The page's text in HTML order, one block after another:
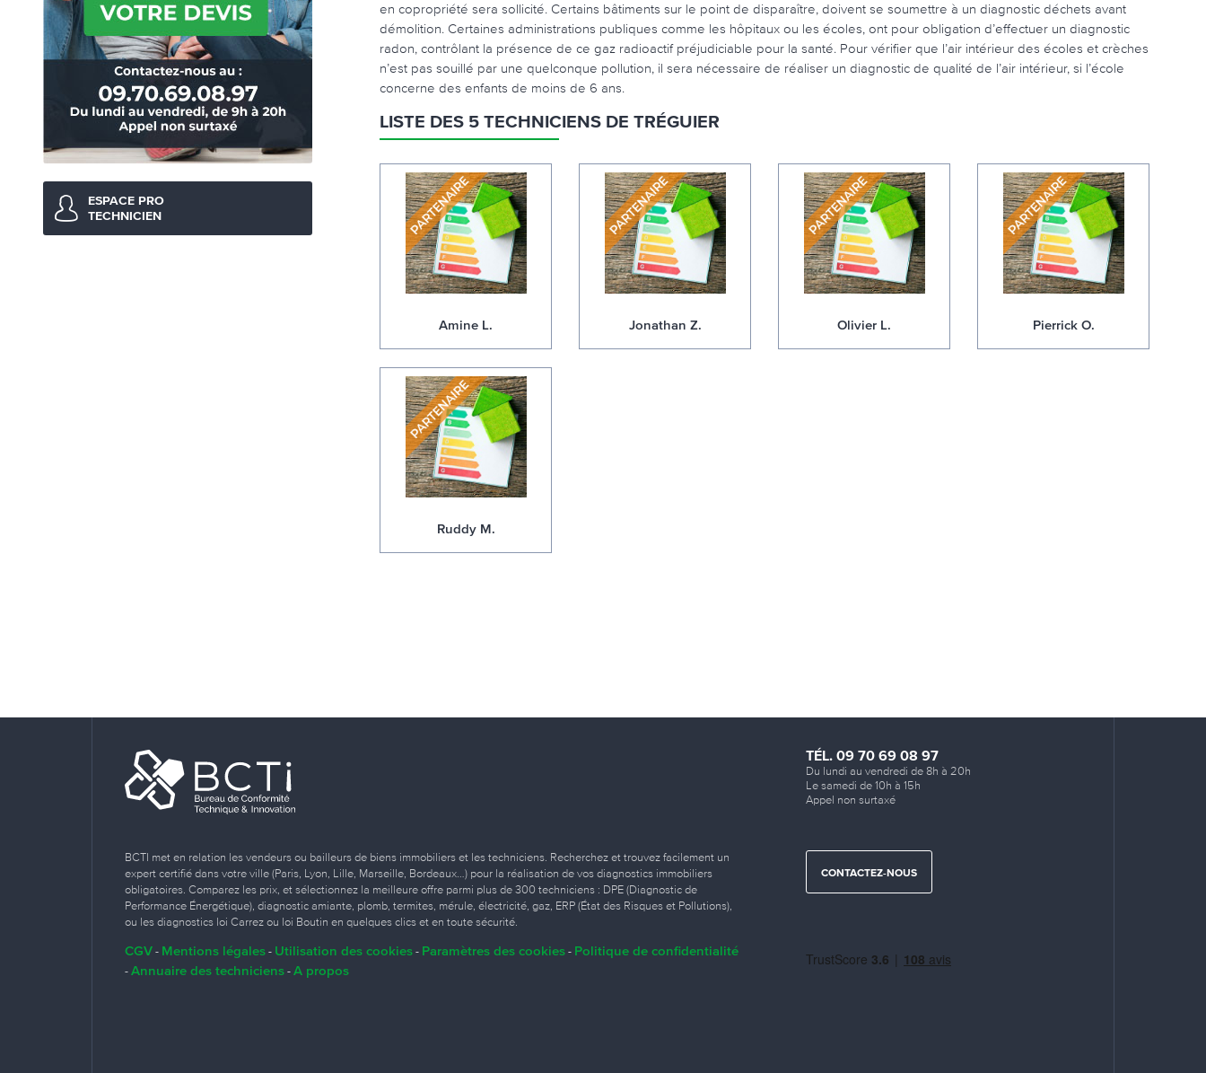
ESPACE PRO
TECHNICIEN
en copropriété sera sollicité. Certains bâtiments sur le point de disparaître, doivent se soumettre à un diagnostic déchets avant
démolition. Certaines administrations publiques comme les hôpitaux ou les écoles, ont pour obligation d’effectuer un diagnostic
radon, contrôlant la présence de ce gaz radioactif préjudiciable pour la santé. Pour vérifier que l’air intérieur des écoles et crèches
n’est pas souillé par une quelconque pollution, il sera nécessaire de réaliser un diagnostic de qualité de l’air intérieur, si l’école
concerne des enfants de moins de 6 ans.
LISTE DES 5 TECHNICIENS DE TRÉGUIER
Amine L. Jonathan Z. Olivier L. Pierrick O.
Ruddy M.
BCTI met en relation les vendeurs ou bailleurs de biens immobiliers et les techniciens. Recherchez et trouvez facilement un
expert certifié dans votre ville (Paris, Lyon, Lille, Marseille, Bordeaux…) pour la réalisation de vos diagnostics immobiliers
obligatoires. Comparez les prix, et sélectionnez la meilleure offre parmi plus de 300 techniciens : DPE (Diagnostic de
Performance Énergétique), diagnostic amiante, plomb, termites, mérule, électricité, gaz, ERP (État des Risques et Pollutions),
ou les diagnostics loi Carrez ou loi Boutin en quelques clics et en toute sécurité.
CGV - Mentions légales - Utilisation des cookies - Paramètres des cookies - Politique de confidentialité
- Annuaire des techniciens - A propos
TÉL. 09 70 69 08 97
Du lundi au vendredi de 8h à 20h
Le samedi de 10h à 15h
Appel non surtaxé
CONTACTEZ-NOUS